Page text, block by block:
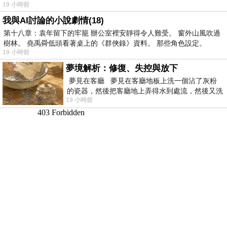
19 小時前
我與AI討論的小說劇情(18)
第十八章：袁年留下的牢籠 辦公室裡安靜得令人難受。 窗外山風吹過
樹林。 堯禹舜低頭看著桌上的《群俠錄》資料。 那些角色設定。
19 小時前
夢境解析：修復、失控與放下
夢見在客廳 夢見在客廳地板上洗一個沾了灰粉
的瓷器，然後把客廳地上弄得水到處流，然後又洗
一頂棒球潮帽，後來發現帽
19 小時前